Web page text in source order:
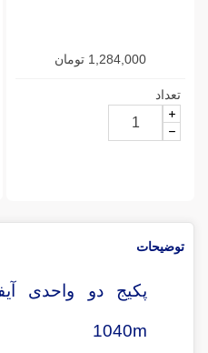
1,284,000 تومان
تعداد
توضیحات
پکیج دو واحدی
1040m